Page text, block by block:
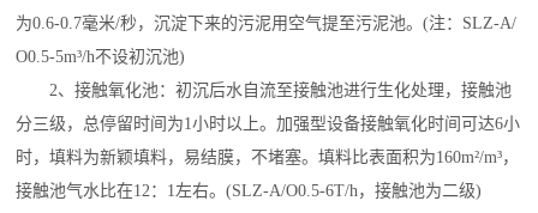
为0.6-0.7毫米/秒，沉淀下来的污泥用空气提至污泥池。(注：SLZ-A/
O0.5-5m³/h不设初沉池)
2、接触氧化池：初沉后水自流至接触池进行生化处理，接触池
分三级，总停留时间为1小时以上。加强型设备接触氧化时间可达6小
时，填料为新颖填料，易结膜，不堵塞。填料 比表面积为160m²/m³，
接触池气水比在12：1左右。(SLZ-A/O0.5-6T/h，接触池为二级)